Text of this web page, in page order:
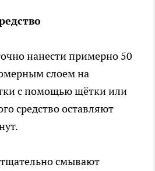
нанести примерно 50
слоем на
с помощью щётки или
средство оставляют
смывают